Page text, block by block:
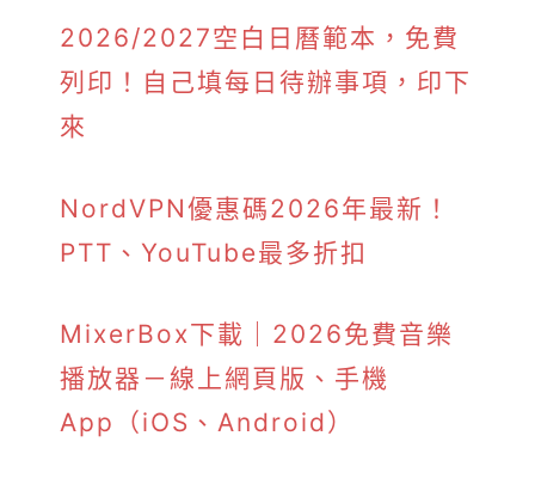
2026/2027空白日曆範本，免費
列印！自己填每日待辦事項，印下
來
NordVPN優惠碼2026年最新！
PTT、YouTube最多折扣
MixerBox下載｜2026免費音樂
播放器－線上網頁版、手機
App（iOS、Android）